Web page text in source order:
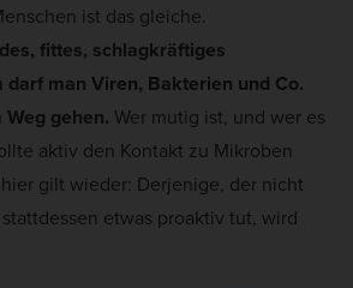
ist das gleiche.
fittes, schlagkräftiges
darf man Viren, Bakterien und Co.
gehen. Wer mutig ist, und wer es
aktiv den Kontakt zu Mikroben
gilt wieder: Derjenige, der nicht
etwas proaktiv tut, wird